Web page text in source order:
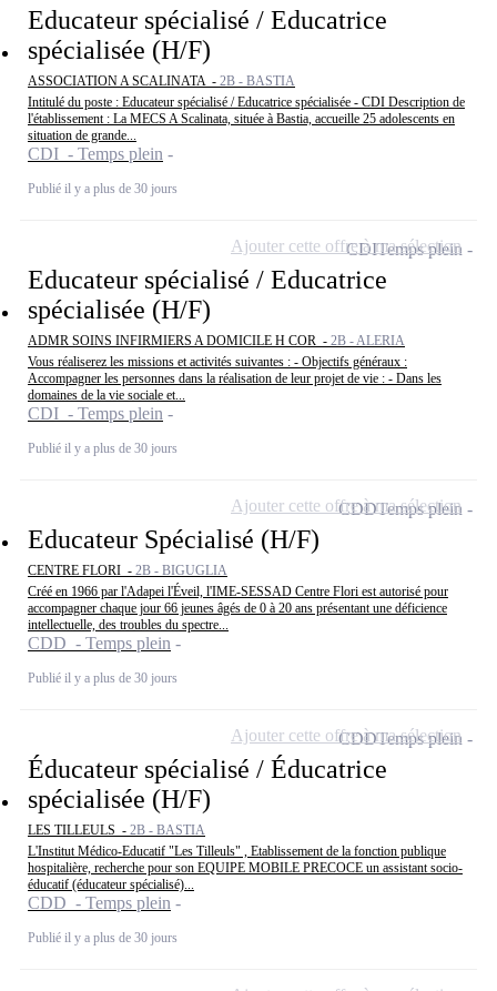
Educateur spécialisé / Educatrice
spécialisée (H/F)
ASSOCIATION A SCALINATA - 2B - BASTIA
Intitulé du poste : Educateur spécialisé / Educatrice spécialisée - CDI Description de
l'établissement : La MECS A Scalinata, située à Bastia, accueille 25 adolescents en
situation de grande...
CDI - Temps plein
Publié il y a plus de 30 jours
Educateur spécialisé / Educatrice
spécialisée (H/F)
ADMR SOINS INFIRMIERS A DOMICILE H COR - 2B - ALERIA
Vous réaliserez les missions et activités suivantes : - Objectifs généraux :
Accompagner les personnes dans la réalisation de leur projet de vie : - Dans les
domaines de la vie sociale et...
CDI - Temps plein
Publié il y a plus de 30 jours
CDITemps plein
Ajouter cette offre à ma sélection
Educateur Spécialisé (H/F)
CENTRE FLORI - 2B - BIGUGLIA
Créé en 1966 par l'Adapei l'Éveil, l'IME-SESSAD Centre Flori est autorisé pour
accompagner chaque jour 66 jeunes âgés de 0 à 20 ans présentant une déficience
intellectuelle, des troubles du spectre...
CDD - Temps plein
Publié il y a plus de 30 jours
CDDTemps plein
Ajouter cette offre à ma sélection
Éducateur spécialisé / Éducatrice
spécialisée (H/F)
LES TILLEULS - 2B - BASTIA
L'Institut Médico-Educatif "Les Tilleuls" , Etablissement de la fonction publique
hospitalière, recherche pour son EQUIPE MOBILE PRECOCE un assistant socio-
éducatif (éducateur spécialisé)...
CDD - Temps plein
Publié il y a plus de 30 jours
CDDTemps plein
Ajouter cette offre à ma sélection